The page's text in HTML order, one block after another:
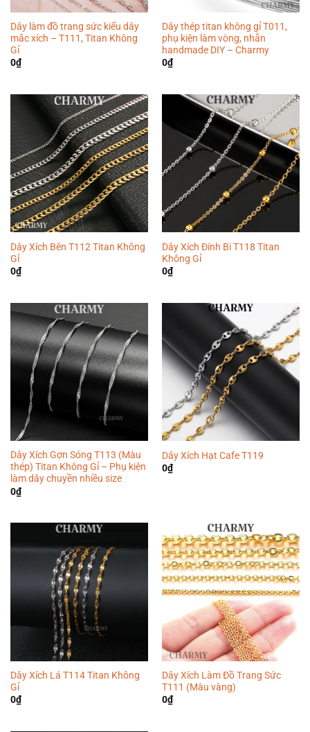
Dây làm đồ trang sức kiểu dây
mắc xích – T111, Titan Không
Gỉ
0₫
Dây thép titan không gỉ T011,
phụ kiện làm vòng, nhẫn
handmade DIY – Charmy
0₫
Dây Xích Bên T112 Titan Không
Gỉ
0₫
Dây Xích Đính Bi T118 Titan
Không Gỉ
0₫
Dây Xích Gợn Sóng T113 (Màu
thép) Titan Không Gỉ – Phụ kiện
làm dây chuyền nhiều size
0₫
Dây Xích Hạt Cafe T119
0₫
Dây Xích Lá T114 Titan Không
Gỉ
0₫
Dây Xích Làm Đồ Trang Sức
T111 (Màu vàng)
0₫